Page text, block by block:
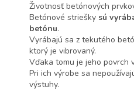
Životnosť betónových
Betónové striešky sú
betónu.
Vyrábajú sa z tekutého
ktorý je vibrovaný.
Vďaka tomu je jeho povrch
Pri ich výrobe sa
výstuhy.